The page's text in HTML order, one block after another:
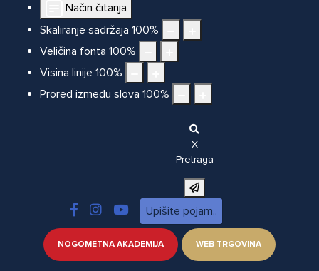
Način čitanja
Skaliranje sadržaja 100%
Veličina fonta 100%
Visina linije 100%
Prored između slova 100%
X
Pretraga
NOGOMETNA AKADEMIJA WEB TRGOVINA